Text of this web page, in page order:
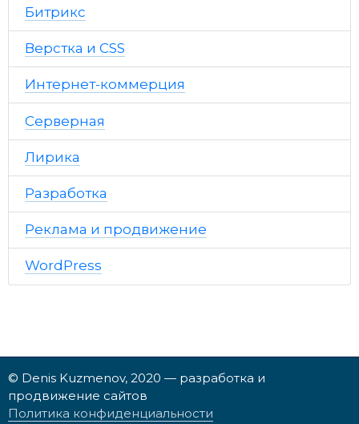
Битрикс
Верстка и CSS
Интернет-коммерция
Серверная
Лирика
Разработка
Реклама и продвижение
WordPress
© Denis Kuzmenov, 2020 — разработка и
продвижение сайтов
Политика конфиденциальности